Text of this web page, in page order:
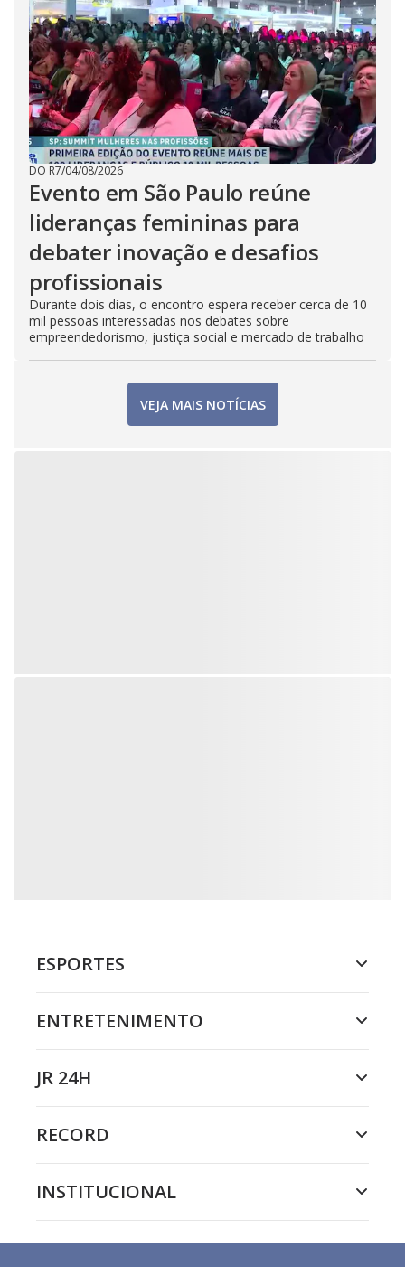
DO R7/04/08/2026
Evento em São Paulo reúne
lideranças femininas para
debater inovação e desafios
profissionais
Durante dois dias, o encontro espera receber cerca de 10
mil pessoas interessadas nos debates sobre
empreendedorismo, justiça social e mercado de trabalho
VEJA MAIS NOTÍCIAS
ESPORTES
ENTRETENIMENTO
JR 24H
RECORD
INSTITUCIONAL